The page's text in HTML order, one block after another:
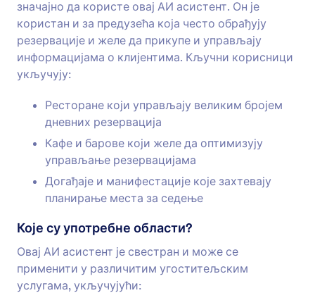
значајно да користе овај АИ асистент. Он је
користан и за предузећа која често обрађују
резервације и желе да прикупе и управљају
информацијама о клијентима. Кључни корисници
укључују:
Ресторане који управљају великим бројем
дневних резервација
Кафе и барове који желе да оптимизују
управљање резервацијама
Догађаје и манифестације које захтевају
планирање места за седење
Које су употребне области?
Овај АИ асистент је свестран и може се
применити у различитим угоститељским
услугама, укључујући: